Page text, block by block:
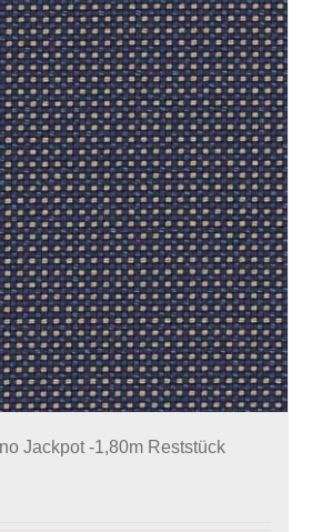
Jackpot -1,80m Reststück
Aktueller